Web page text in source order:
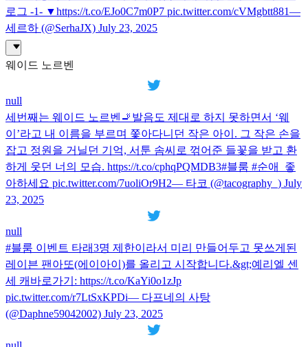
로그 -1- ▼https://t.co/EJo0C7m0P7 pic.twitter.com/cVMgbtt881—
세르하 (@SerhaJX) July 23, 2025
웨이드 노르벤
null
세번째는 웨이드 노르벤🚬발음도 제대로 하지 못하면서 ‘웨
이’라고 내 이름을 부르며 쫓아다니던 작은 아이. 그 작은 손을
잡고 정원을 거닐던 기억, 서툰 솜씨로 꺾어준 들꽃을 받고 환
하게 웃던 너의 모습. https://t.co/cphqPQMDB3#블룸 #순애_좋
아하세요 pic.twitter.com/7uoliOr9H2— 타코 (@tacography_) July
23, 2025
null
#블룸 이벤트 타래3명 제한이라서 미리 만들어두고 못쓰게된
레이븐 팬아또(에이아이)를 올리고 시작합니다.&gt;예리엘 센
세 캐바로가기: https://t.co/KaYi0o1zJp
pic.twitter.com/r7LtSxKPDi— 다프네의 사탕
(@Daphne59042002) July 23, 2025